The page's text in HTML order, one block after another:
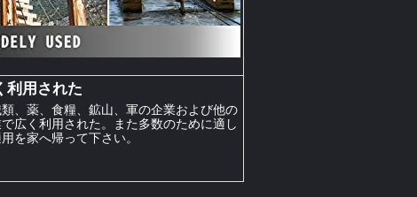
利用された
、薬、食糧、鉱山、軍の企業および他の
広く利用された。また多数のために適し
を家へ帰って下さい。